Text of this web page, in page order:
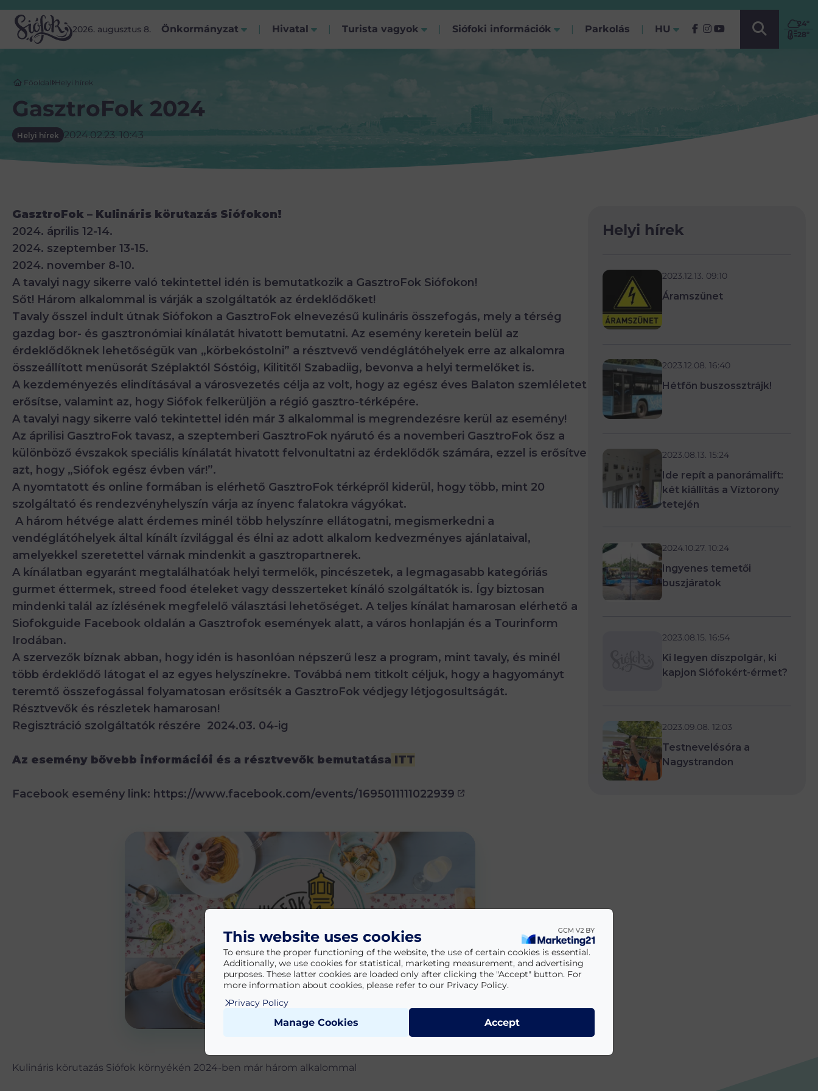
2026. augusztus 8. Önkormányzat Hivatal Turista vagyok Siófoki információk Parkolás
(Jelenlegi)
HU
VÁLASSZ NYELVET! 24º
28º
Főoldal Helyi hírek
GasztroFok 2024
Helyi hírek 2024.02.23. 10:43
GasztroFok – Kulináris körutazás Siófokon!
2024. április 12-14.
2024. szeptember 13-15.
2024. november 8-10.
A tavalyi nagy sikerre való tekintettel idén is bemutatkozik a GasztroFok Siófokon!
Sőt! Három alkalommal is várják a szolgáltatók az érdeklődőket!
Tavaly ősszel indult útnak Siófokon a GasztroFok elnevezésű kulináris összefogás, mely a térség
gazdag bor- és gasztronómiai kínálatát hivatott bemutatni. Az esemény keretein belül az
érdeklődőknek lehetőségük van „körbekóstolni” a résztvevő vendéglátóhelyek erre az alkalomra
összeállított menüsorát Széplaktól Sóstóig, Kilititől Szabadiig, bevonva a helyi termelőket is.
A kezdeményezés elindításával a városvezetés célja az volt, hogy az egész éves Balaton szemléletet
erősítse, valamint az, hogy Siófok felkerüljön a régió gasztro-térképére.
A tavalyi nagy sikerre való tekintettel idén már 3 alkalommal is megrendezésre kerül az esemény!
Az áprilisi GasztroFok tavasz, a szeptemberi GasztroFok nyárutó és a novemberi GasztroFok ősz a
különböző évszakok speciális kínálatát hivatott felvonultatni az érdeklődők számára, ezzel is erősítve
azt, hogy „Siófok egész évben vár!”.
A nyomtatott és online formában is elérhető GasztroFok térképről kiderül, hogy több, mint 20
szolgáltató és rendezvényhelyszín várja az ínyenc falatokra vágyókat.
A három hétvége alatt érdemes minél több helyszínre ellátogatni, megismerkedni a
vendéglátóhelyek által kínált ízvilággal és élni az adott alkalom kedvezményes ajánlataival,
amelyekkel szeretettel várnak mindenkit a gasztropartnerek.
A kínálatban egyaránt megtalálhatóak helyi termelők, pincészetek, a legmagasabb kategóriás
gurmet éttermek, streed food ételeket vagy desszerteket kínáló szolgáltatók is. Így biztosan
mindenki talál az ízlésének megfelelő választási lehetőséget. A teljes kínálat hamarosan elérhető a
Siofokguide Facebook oldalán a Gasztrofok események alatt, a város honlapján és a Tourinform
Irodában.
A szervezők bíznak abban, hogy idén is hasonlóan népszerű lesz a program, mint tavaly, és minél
több érdeklődő látogat el az egyes helyszínekre. Továbbá nem titkolt céljuk, hogy a hagyományt
teremtő összefogással folyamatosan erősítsék a GasztroFok védjegy létjogosultságát.
Résztvevők és részletek hamarosan!
Regisztráció szolgáltatók részére 2024.03. 04-ig
Az esemény bővebb információi és a résztvevők bemutatása ITT
Facebook esemény link: https://www.facebook.com/events/1695011111022939
Kulináris körutazás Siófok környékén 2024-ben már három alkalommal
Helyi hírek
2023.12.13. 09:10
Áramszünet
2023.12.08. 16:40
Hétfőn buszossztrájk!
2023.08.13. 15:24
Ide repít a panorámalift:
két kiállítás a Víztorony
tetején
2024.10.27. 10:24
Ingyenes temetői
buszjáratok
2023.08.15. 16:54
Ki legyen díszpolgár, ki
kapjon Siófokért-érmet?
2023.09.08. 12:03
Testnevelésóra a
Nagystrandon
This website uses cookies
To ensure the proper functioning of the website, the use of certain cookies is essential.
Additionally, we use cookies for statistical, marketing measurement, and advertising
purposes. These latter cookies are loaded only after clicking the "Accept" button. For
more information about cookies, please refer to our Privacy Policy.
Privacy Policy
Manage Cookies Accept